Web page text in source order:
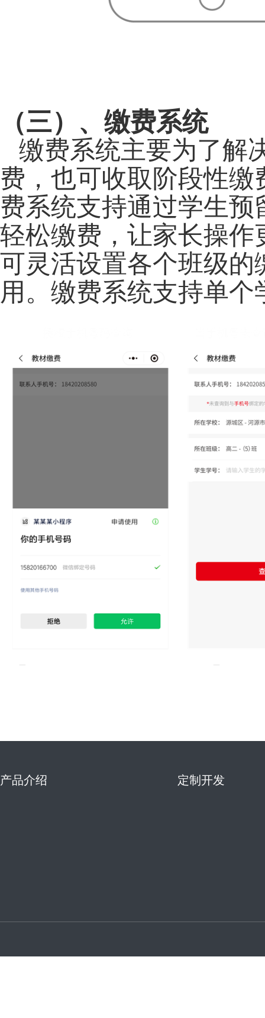
（三）、缴费系统
缴费系统主要为了解
费，也可收取阶段性
费系统支持通过学生
轻松缴费，让家长操
可灵活设置各个班级
用。缴费系统支持单
产品介绍 定制开发